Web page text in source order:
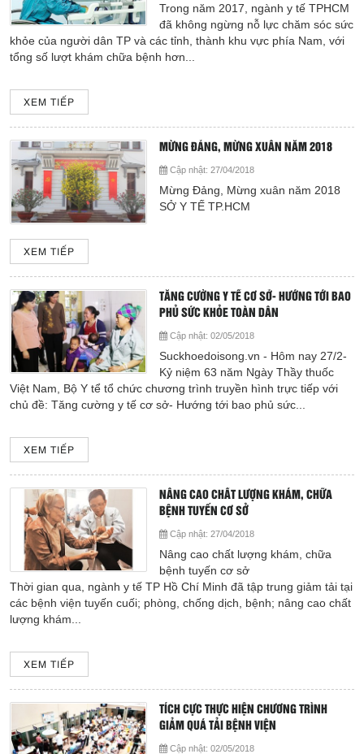
Trong năm 2017, ngành y tế TPHCM
đã không ngừng nỗ lực chăm sóc sức
khỏe của người dân TP và các tỉnh, thành khu vực phía Nam, với
tổng số lượt khám chữa bệnh hơn...
XEM TIẾP
MỪNG ĐẢNG, MỪNG XUÂN NĂM 2018
Cập nhật: 27/04/2018
Mừng Đảng, Mừng xuân năm 2018
SỞ Y TẾ TP.HCM
XEM TIẾP
TĂNG CƯỜNG Y TẾ CƠ SỞ- HƯỚNG TỚI BAO
PHỦ SỨC KHỎE TOÀN DÂN
Cập nhật: 02/05/2018
Suckhoedoisong.vn - Hôm nay 27/2-
Kỷ niệm 63 năm Ngày Thầy thuốc
Việt Nam, Bộ Y tể tổ chức chương trình truyền hình trực tiếp với
chủ đề: Tăng cường y tế cơ sở- Hướng tới bao phủ sức...
XEM TIẾP
NÂNG CAO CHẤT LƯỢNG KHÁM, CHỮA
BỆNH TUYẾN CƠ SỞ
Cập nhật: 27/04/2018
Nâng cao chất lượng khám, chữa
bệnh tuyến cơ sở
Thời gian qua, ngành y tế TP Hồ Chí Minh đã tập trung giảm tải tại
các bệnh viện tuyến cuối; phòng, chống dịch, bệnh; nâng cao chất
lượng khám...
XEM TIẾP
TÍCH CỰC THỰC HIỆN CHƯƠNG TRÌNH
GIẢM QUÁ TẢI BỆNH VIỆN
Cập nhật: 02/05/2018